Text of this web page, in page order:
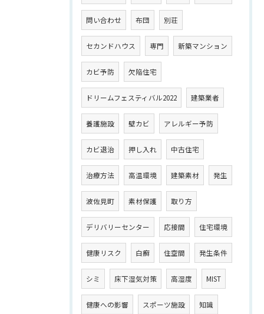
問い合わせ 布団 別荘
セカンドハウス 専門 新築マンション
カビ予防 欠陥住宅
ドリームフェスティバル2022 建築業者
養護施設 壁カビ アレルギー予防
カビ退治 押し入れ 中古住宅
治療方法 高温環境 建築素材 発生
波佐見町 素材保護 取り方
デリバリーセンター 応接間 住宅環境
健康リスク 白癬 住空間 発生条件
シミ 床下湿気対策 高湿度 MIST
健康への影響 スポーツ施設 知識